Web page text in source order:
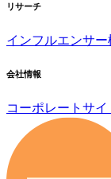
リサーチ
インフルエンサー
会社情報
コーポレートサイ